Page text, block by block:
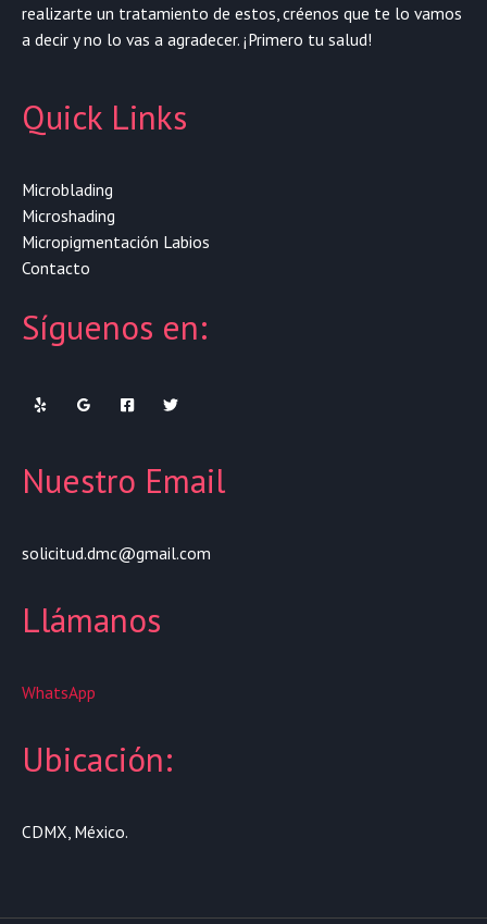
realizarte un tratamiento de estos, créenos que te lo vamos
a decir y no lo vas a agradecer. ¡Primero tu salud!
Quick Links
Microblading
Microshading
Micropigmentación Labios
Contacto
Síguenos en:
Nuestro Email
solicitud.dmc@gmail.com
Llámanos
WhatsApp
Ubicación:
CDMX, México.